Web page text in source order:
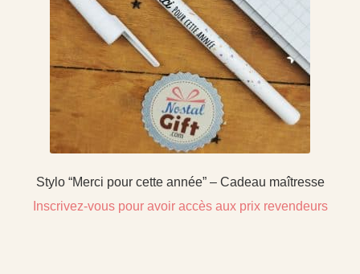
Stylo “Merci pour cette année” – Cadeau maîtresse
Inscrivez-vous pour avoir accès aux prix revendeurs